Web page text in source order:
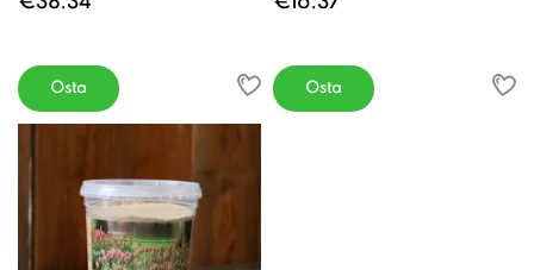
Osta Osta